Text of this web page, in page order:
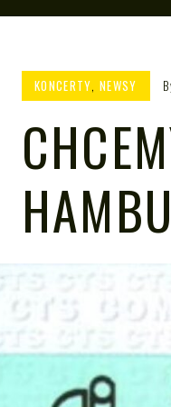
KONCERTY,NEWSY